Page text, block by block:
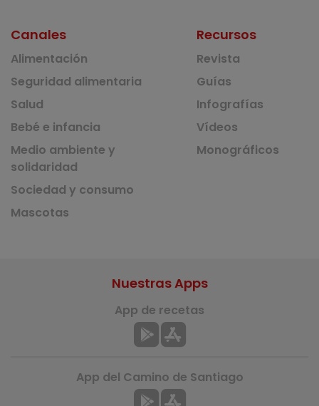
Canales
Alimentación
Seguridad alimentaria
Salud
Bebé e infancia
Medio ambiente y
solidaridad
Sociedad y consumo
Mascotas
Recursos
Revista
Guías
Infografías
Vídeos
Monográficos
Nuestras Apps
App de recetas
App del Camino de Santiago